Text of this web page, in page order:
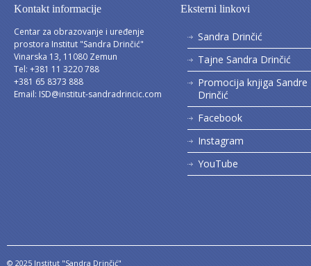
Kontakt informacije
Centar za obrazovanje i uređenje
prostora Institut "Sandra Drinčić"
Vinarska 13, 11080 Zemun
Tel: +381 11 3220 788
+381 65 8373 888
Email: ISD@institut-sandradrincic.com
Eksterni linkovi
Sandra Drinčić
Tajne Sandra Drinčić
Promocija knjiga Sandre
Drinčić
Facebook
Instagram
YouTube
© 2025 Institut "Sandra Drinčić"